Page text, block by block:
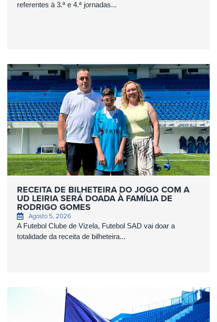
referentes à 3.ª e 4.ª jornadas...
RECEITA DE BILHETEIRA DO JOGO COM A
UD LEIRIA SERÁ DOADA À FAMÍLIA DE
RODRIGO GOMES
Agosto 5, 2026
A Futebol Clube de Vizela, Futebol SAD vai doar a
totalidade da receita de bilheteira...